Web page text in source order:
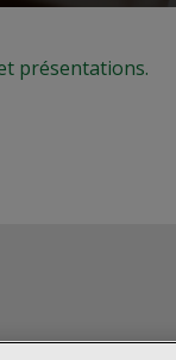
présentations.